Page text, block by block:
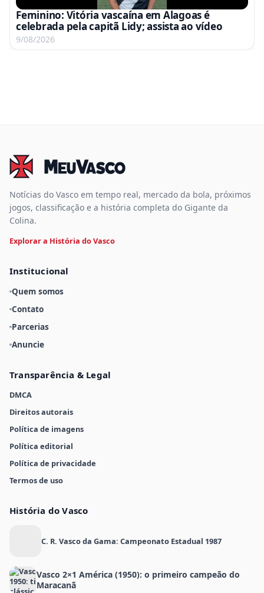
Feminino: Vitória vascaína em Alagoas é
celebrada pela capitã Lidy; assista ao vídeo
9/08/2026
Notícias do Vasco em tempo real, mercado da bola, próximos
jogos, classificação e a história completa do Gigante da
Colina.
Explorar a História do Vasco
Institucional
Quem somos
Contato
Parcerias
Anuncie
Transparência & Legal
DMCA
Direitos autorais
Política de imagens
Política editorial
Política de privacidade
Termos de uso
História do Vasco
C. R. Vasco da Gama: Campeonato Estadual 1987
Vasco 2×1 América (1950): o primeiro campeão do
Maracanã